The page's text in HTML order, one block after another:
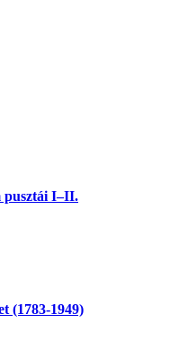
pusztái I–II.
(1783-1949)